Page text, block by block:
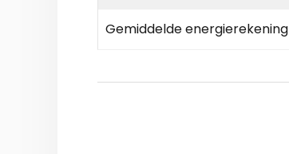
Gemiddelde energierekening